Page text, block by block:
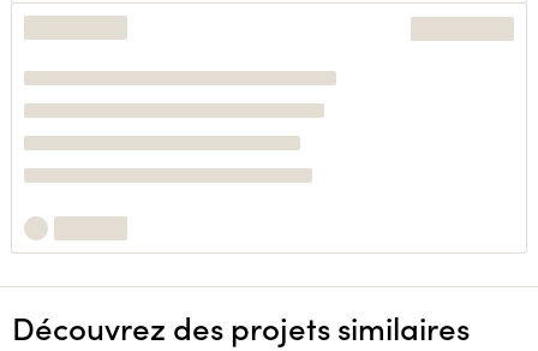
Découvrez des projets similaires